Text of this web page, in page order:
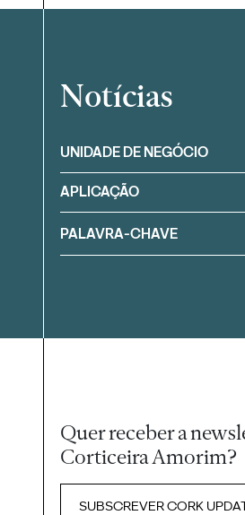
Filtrar
Notícias
UNIDADE DE NEGÓCIO
APLICAÇÃO
Quer receber a
Corticeira Amorim?
SUBSCREVER CORK